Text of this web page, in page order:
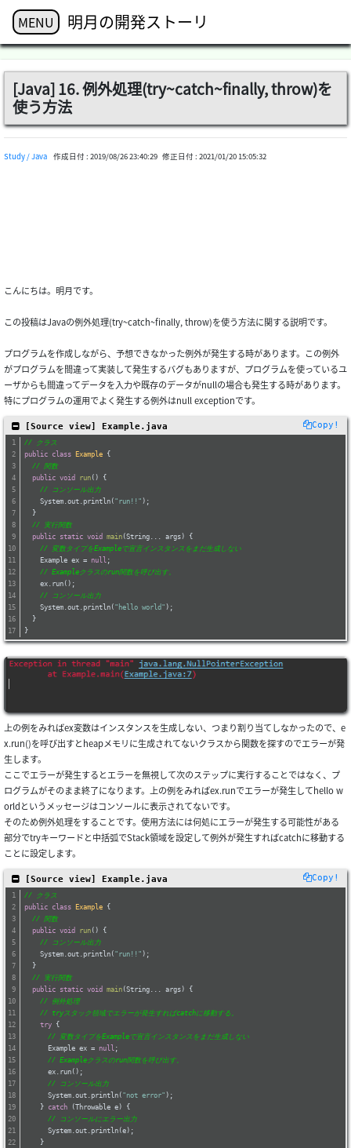
MENU 明月の開発ストーリ
[Java] 16. 例外処理(try~catch~finally, throw)を
使う方法
Study / Java 作成日付 : 2019/08/26 23:40:29 修正日付 : 2021/01/20 15:05:32
こんにちは。明月です。
この投稿はJavaの例外処理(try~catch~finally, throw)を使う方法に関する説明です。
プログラムを作成しながら、予想できなかった例外が発生する時があります。この例外
がプログラムを間違って実装して発生するバグもありますが、プログラムを使っているユ
ーザからも間違ってデータを入力や既存のデータがnullの場合も発生する時があります。
特にプログラムの運用でよく発生する例外はnull exceptionです。
Copy!
[Source view] Example.java
// クラス
public class Example {
// 関数
public void run ()
{
// コンソール出力
    System.out.println(
"run!!" );
  }
// 実行関数
public static void main (String... args)
{
// 変数タイプをExampleで宣言インスタンスをまだ生成しない
    Example ex =
null ;
// Exampleクラスのrun関数を呼び出す。
    ex.run();
// コンソール出力
    System.out.println(
"hello world" );
  }
}
上の例をみればex変数はインスタンスを生成しない、つまり割り当てしなかったので、e
x.run()を呼び出すとheapメモリに生成されてないクラスから関数を探すのでエラーが発
生します。
ここでエラーが発生するとエラーを無視して次のステップに実行することではなく、プ
ログラムがそのまま終了になります。上の例をみればex.runでエラーが発生してhello w
orldというメッセージはコンソールに表示されてないです。
そのため例外処理をすることです。使用方法には何処にエラーが発生する可能性がある
部分でtryキーワードと中括弧でStack領域を設定して例外が発生すればcatchに移動する
ことに設定します。
Copy!
[Source view] Example.java
// クラス
public class Example {
// 関数
public void run ()
{
// コンソール出力
    System.out.println(
"run!!" );
  }
// 実行関数
public static void main (String... args)
{
// 例外処理
// tryスタック領域でエラーが発生すればcatchに移動する。
try {
// 変数タイプをExampleで宣言インスタンスをまだ生成しない
      Example ex =
null ;
// Exampleクラスのrun関数を呼び出す。
      ex.run();
// コンソール出力
      System.out.println(
"not error" );
    }
catch (Throwable e) {
// コンソールにエラー出力
      System.out.println(e);
    }